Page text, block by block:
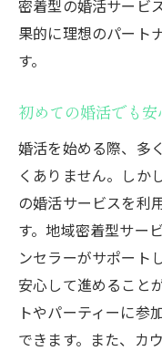
プロフィー
興味を引く
プロフィー
プロの手を
ット
プロフィー
大田区での婚
な自己アピー
初対面での
密着型の婚活サービ
果的に理想のパート
す。
初めての婚活でも
婚活を始める際、多
くありません。しか
の婚活サービスを利
す。地域密着型サー
ンセラーがサポート
安心して進めること
トやパーティーに参
できます。また、カ